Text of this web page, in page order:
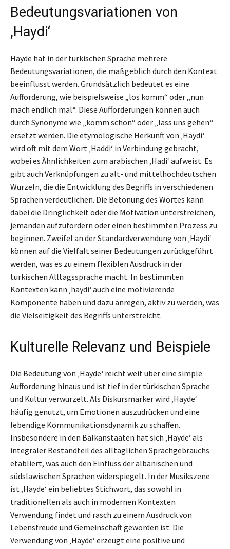
Bedeutungsvariationen von
‚Haydi‘
Hayde hat in der türkischen Sprache mehrere
Bedeutungsvariationen, die maßgeblich durch den Kontext
beeinflusst werden. Grundsätzlich bedeutet es eine
Aufforderung, wie beispielsweise „los komm“ oder „nun
mach endlich mal“. Diese Aufforderungen können auch
durch Synonyme wie „komm schon“ oder „lass uns gehen“
ersetzt werden. Die etymologische Herkunft von ‚Haydi‘
wird oft mit dem Wort ‚Haddi‘ in Verbindung gebracht,
wobei es Ähnlichkeiten zum arabischen ‚Hadi‘ aufweist. Es
gibt auch Verknüpfungen zu alt- und mittelhochdeutschen
Wurzeln, die die Entwicklung des Begriffs in verschiedenen
Sprachen verdeutlichen. Die Betonung des Wortes kann
dabei die Dringlichkeit oder die Motivation unterstreichen,
jemanden aufzufordern oder einen bestimmten Prozess zu
beginnen. Zweifel an der Standardverwendung von ‚Haydi‘
können auf die Vielfalt seiner Bedeutungen zurückgeführt
werden, was es zu einem flexiblen Ausdruck in der
türkischen Alltagssprache macht. In bestimmten
Kontexten kann ‚haydi‘ auch eine motivierende
Komponente haben und dazu anregen, aktiv zu werden, was
die Vielseitigkeit des Begriffs unterstreicht.
Kulturelle Relevanz und Beispiele
Die Bedeutung von ‚Hayde‘ reicht weit über eine simple
Aufforderung hinaus und ist tief in der türkischen Sprache
und Kultur verwurzelt. Als Diskursmarker wird ‚Hayde‘
häufig genutzt, um Emotionen auszudrücken und eine
lebendige Kommunikationsdynamik zu schaffen.
Insbesondere in den Balkanstaaten hat sich ‚Hayde‘ als
integraler Bestandteil des alltäglichen Sprachgebrauchs
etabliert, was auch den Einfluss der albanischen und
südslawischen Sprachen widerspiegelt. In der Musikszene
ist ‚Hayde‘ ein beliebtes Stichwort, das sowohl in
traditionellen als auch in modernen Kontexten
Verwendung findet und rasch zu einem Ausdruck von
Lebensfreude und Gemeinschaft geworden ist. Die
Verwendung von ‚Hayde‘ erzeugt eine positive und